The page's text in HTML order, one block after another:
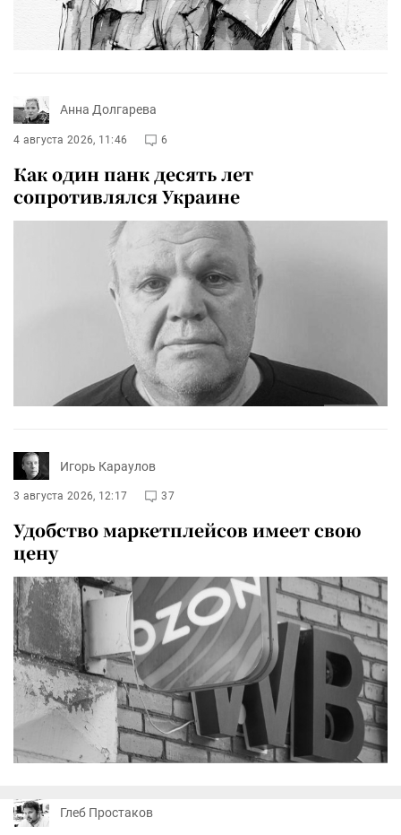
Анна Долгарева
4 августа 2026, 11:46 6
Как один панк десять лет
сопротивлялся Украине
Игорь Караулов
3 августа 2026, 12:17 37
Удобство маркетплейсов имеет свою
цену
Глеб Простаков